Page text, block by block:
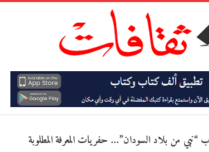
“نبي من بلاد السودان”… حفريات المعرفة المطلوبة